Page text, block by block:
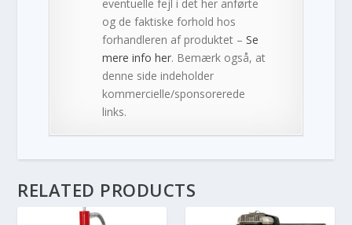
eventuelle fejl i det her anførte
og de faktiske forhold hos
forhandleren af produktet –Se
mere info her. Bemærk også, at
denne side indeholder
kommercielle/sponsorerede
links.
RELATED PRODUCTS